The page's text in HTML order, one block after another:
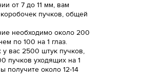
от 7 до 11 мм, вам
пучков, общей
необходимо около 200
по 100 на 1 глаз.
у вас 2500 штук пучков,
пучков уходящих на 1
получите около 12-14